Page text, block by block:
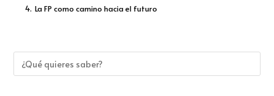
4. La FP como camino hacia el futuro